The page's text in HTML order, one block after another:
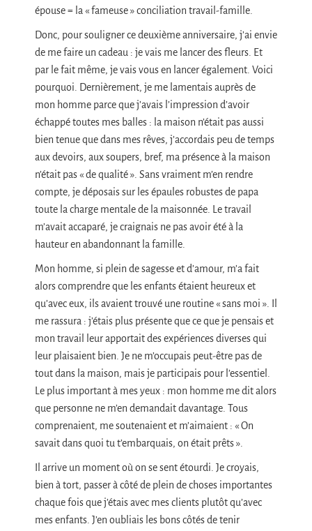
épouse = la « fameuse » conciliation travail-famille.
Donc, pour souligner ce deuxième anniversaire, j’ai envie
de me faire un cadeau : je vais me lancer des fleurs. Et
par le fait même, je vais vous en lancer également. Voici
pourquoi. Dernièrement, je me lamentais auprès de
mon homme parce que j’avais l’impression d’avoir
échappé toutes mes balles : la maison n’était pas aussi
bien tenue que dans mes rêves, j’accordais peu de temps
aux devoirs, aux soupers, bref, ma présence à la maison
n’était pas « de qualité ». Sans vraiment m’en rendre
compte, je déposais sur les épaules robustes de papa
toute la charge mentale de la maisonnée. Le travail
m’avait accaparé, je craignais ne pas avoir été à la
hauteur en abandonnant la famille.
Mon homme, si plein de sagesse et d’amour, m’a fait
alors comprendre que les enfants étaient heureux et
qu’avec eux, ils avaient trouvé une routine « sans moi ». Il
me rassura : j’étais plus présente que ce que je pensais et
mon travail leur apportait des expériences diverses qui
leur plaisaient bien. Je ne m’occupais peut-être pas de
tout dans la maison, mais je participais pour l’essentiel.
Le plus important à mes yeux : mon homme me dit alors
que personne ne m’en demandait davantage. Tous
comprenaient, me soutenaient et m’aimaient : « On
savait dans quoi tu t’embarquais, on était prêts ».
Il arrive un moment où on se sent étourdi. Je croyais,
bien à tort, passer à côté de plein de choses importantes
chaque fois que j’étais avec mes clients plutôt qu’avec
mes enfants. J’en oubliais les bons côtés de tenir